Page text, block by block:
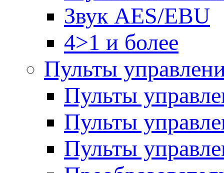
Звук AES/EBU
4>1 и более
Пульты
Пульты
Пульты
Пульты